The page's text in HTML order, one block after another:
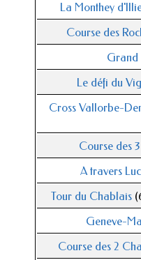
La Monthey
Course des
Grand
Le défi du
Cross Vallorbe-
Course des
A travers
Tour du Chablais
Geneve-
Course des 2